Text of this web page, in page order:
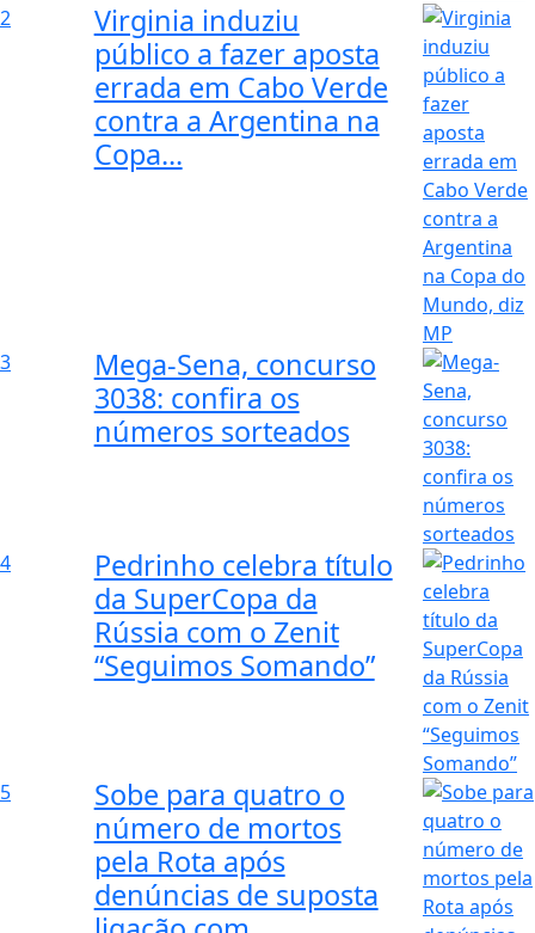
2
Virginia induziu
público a fazer aposta
errada em Cabo Verde
contra a Argentina na
Copa...
3
Mega-Sena, concurso
3038: confira os
números sorteados
4
Pedrinho celebra título
da SuperCopa da
Rússia com o Zenit
“Seguimos Somando”
5
Sobe para quatro o
número de mortos
pela Rota após
denúncias de suposta